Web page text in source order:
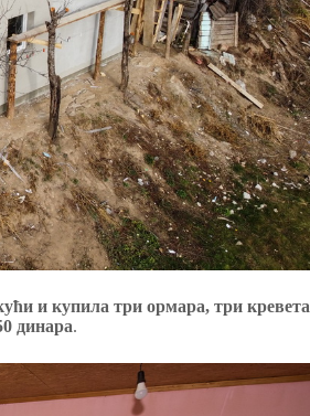
и купилa три ормара, три кревета
динара.